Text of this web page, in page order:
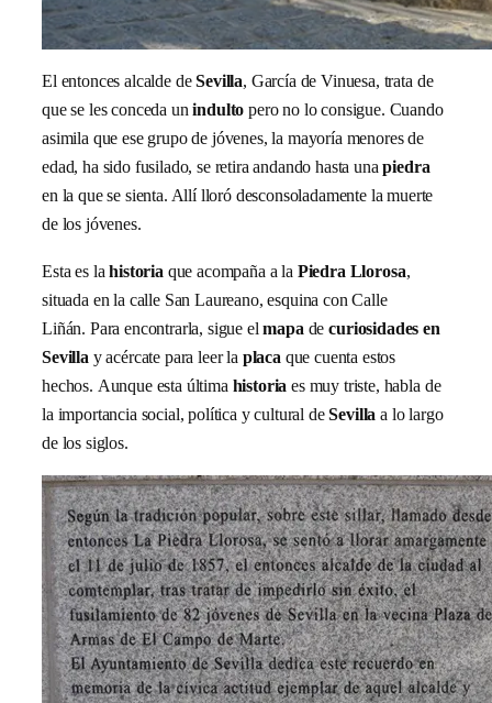
El entonces alcalde deSevilla, García de Vinuesa, trata de
que se les conceda unindulto pero no lo consigue. Cuando
asimila que ese grupo de jóvenes, la mayoría menores de
edad, ha sido fusilado, se retira andando hasta unapiedra
en la que se sienta. Allí lloró desconsoladamente la muerte
de los jóvenes.
Esta es lahistoria que acompaña a la Piedra Llorosa,
situada en la calle San Laureano, esquina con Calle
Liñán. Para encontrarla, sigue elmapa decuriosidades en
Sevilla y acércate para leer la placa que cuenta estos
hechos. Aunque esta última historia es muy triste, habla de
la importancia social, política y cultural deSevilla a lo largo
de los siglos.